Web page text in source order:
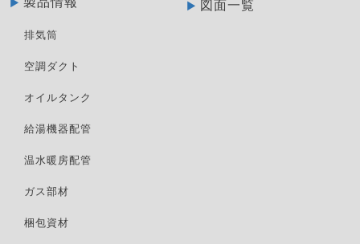
排気筒
空調ダクト
オイルタンク
給湯機器配管
温水暖房配管
ガス部材
梱包資材
図面一覧